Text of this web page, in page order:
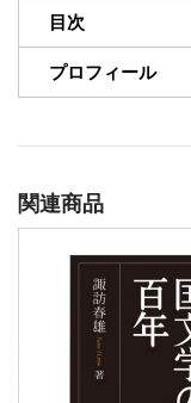
目次
プロフィール
関連商品